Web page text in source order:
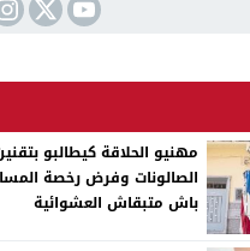
مهنيو الحلاقة كيطالبو
الصالونات وفرض رخصة
باش متبقاش العشوائية